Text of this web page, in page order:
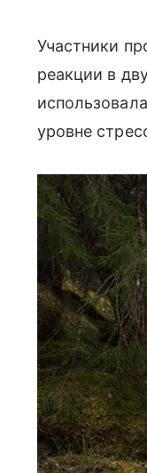
Участники
реакции в
уровне